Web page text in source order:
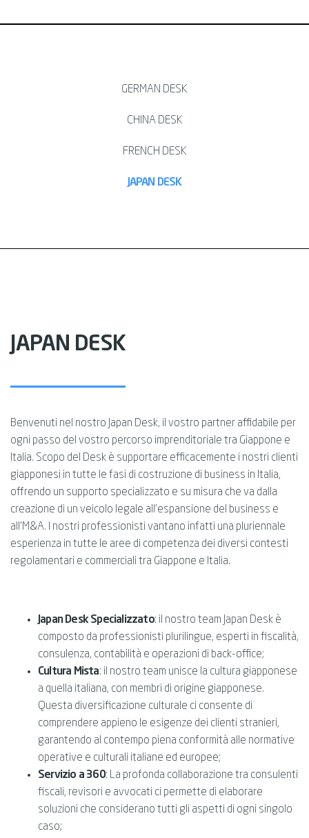
GERMAN DESK
CHINA DESK
FRENCH DESK
JAPAN DESK
JAPAN DESK
Benvenuti nel nostro Japan Desk, il vostro partner affidabile per
ogni passo del vostro percorso imprenditoriale tra Giappone e
Italia. Scopo del Desk è supportare efficacemente i nostri clienti
giapponesi in tutte le fasi di costruzione di business in Italia,
offrendo un supporto specializzato e su misura che va dalla
creazione di un veicolo legale all'espansione del business e
all'M&A. I nostri professionisti vantano infatti una pluriennale
esperienza in tutte le aree di competenza dei diversi contesti
regolamentari e commerciali tra Giappone e Italia.
Japan Desk Specializzato: il nostro team Japan Desk è
composto da professionisti plurilingue, esperti in fiscalità,
consulenza, contabilità e operazioni di back-office;
Cultura Mista: il nostro team unisce la cultura giapponese
a quella italiana, con membri di origine giapponese.
Questa diversificazione culturale ci consente di
comprendere appieno le esigenze dei clienti stranieri,
garantendo al contempo piena conformità alle normative
operative e culturali italiane ed europee;
Servizio a 360: La profonda collaborazione tra consulenti
fiscali, revisori e avvocati ci permette di elaborare
soluzioni che considerano tutti gli aspetti di ogni singolo
caso;